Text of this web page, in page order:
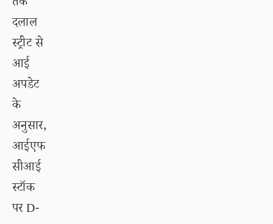
दलाल
स्ट्रीट से
आई
अपडेट
के
अनुसार,
आईएफ
सीआई
स्टॉक
पर D-